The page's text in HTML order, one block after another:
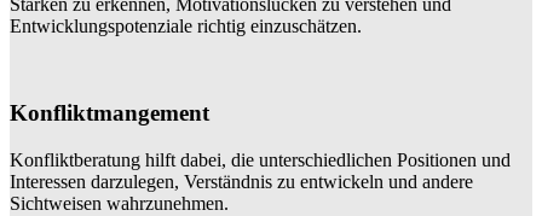
Entwicklungspotenziale richtig einzuschätzen.
Konfliktmangement
Konfliktberatung hilft dabei, die unterschiedlichen Positionen und
Interessen darzulegen, Verständnis zu entwickeln und andere
Sichtweisen wahrzunehmen.